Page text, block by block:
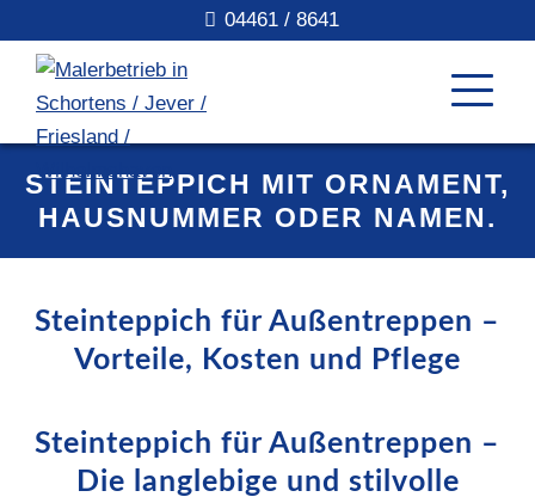
04461 / 8641
STEINTEPPICH MIT ORNAMENT,
HAUSNUMMER ODER NAMEN.
Steinteppich für Außentreppen –
Vorteile, Kosten und Pflege
Steinteppich für Außentreppen –
Die langlebige und stilvolle